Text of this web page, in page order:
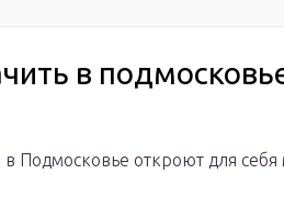
в
Подмосковье откроют для